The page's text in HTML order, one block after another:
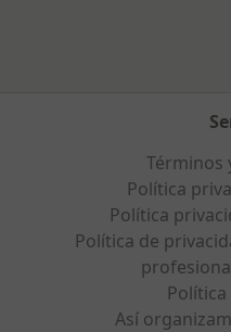
Términos
Política
Política
Política de
Así